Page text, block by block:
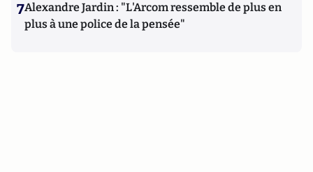
7Alexandre Jardin : "L'Arcom ressemble de plus en
plus à une police de la pensée"